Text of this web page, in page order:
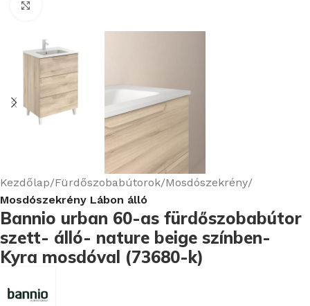
Kezdőlap Fürdőszobabútorok Mosdószekrény
Mosdószekrény Lábon álló
Bannio urban 60-as fürdőszobabútor
szett- álló- nature beige színben-
Kyra mosdóval (73680-k)